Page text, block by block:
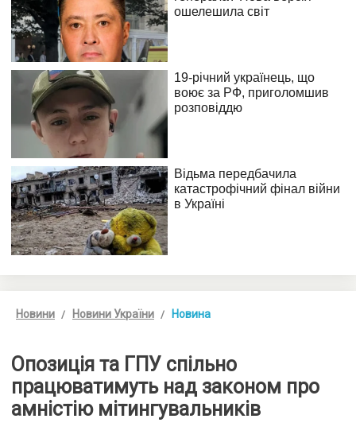
Новини Новини України Новина
Опозиція та ГПУ спільно
працюватимуть над законом про
амністію мітингувальників